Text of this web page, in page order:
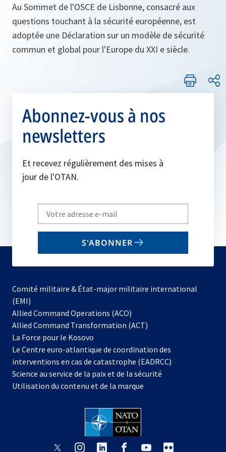
Au Sommet de l'OSCE de Lisbonne, consacré aux
questions touchant à la sécurité européenne, est
adoptée une Déclaration sur un modèle de sécurité
commun et global pour l'Europe du XXI e siècle.
Abonnez-vous à nos
newsletters
Et recevez régulièrement des mises à
jour de l'OTAN.
Write
your
email
S'ABONNER
Comité militaire & État-major militaire international
(EMI)
Allied Command Operations (ACO)
dans
nouvel
onglet
Allied Command Transformation (ACT)
La Force pour le Kosovo
dans
un
nouvel
onglet
Le Centre euro-atlantique de coordination des
interventions en cas de catastrophe (EADRCC)
Science au service de la paix et de la sécurité
Utilisation du contenu et de la marque
s’ouvres’ouvres’ouvres’ouvres’ouvre